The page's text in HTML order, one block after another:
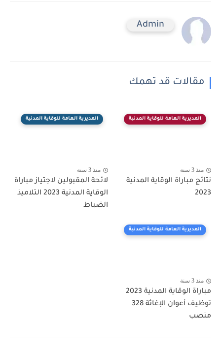
Admin
مقالات قد تهمك
المديرية العامة للوقاية المدنية
منذ 3 سنة
نتائج مباراة الوقاية المدنية
2023
المديرية العامة للوقاية المدنية
منذ 3 سنة
لائحة المقبولين لاجتياز مباراة
الوقاية المدنية 2023 التلاميذ
الضباط
المديرية العامة للوقاية المدنية
منذ 3 سنة
مباراة الوقاية المدنية 2023
توظيف أعوان الإغاثة 328
منصب